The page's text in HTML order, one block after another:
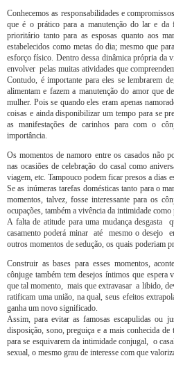
Conhecemos as responsabilidades e
que é o prático para a manutenção do lar e da
prioritário tanto para as esposas quanto aos
estabelecidos como metas do dia; mesmo que
esforço físico. Dentro dessa dinâmica própria da
envolver pelas muitas atividades que
Contudo, é importante para eles se lembrarem
alimentam e fazem a manutenção do amor que
mulher. Pois se quando eles eram apenas
coisas e ainda disponibilizar um tempo para se
as manifestações de carinhos para com o
importância.
Os momentos de namoro entre os casados não
nas ocasiões de celebração do casal como
viagem, etc. Tampouco podem ficar presos a dias
Se as inúmeras tarefas domésticas tanto para o
momentos, talvez, fosse interessante para os
ocupações, também a vivência da intimidade
A falta de atitude para uma mudança desgasta
casamento poderá minar até mesmo o desejo
outros momentos de sedução, os quais poderiam
Construir as bases para esses momentos,
cônjuge também tem desejos íntimos que espera
que tal momento, mais que extravasar a libido,
ratificam uma união, na qual, seus efeitos
ganha um novo significado.
Assim, para evitar as famosas escapulidas ou
disposição, sono, preguiça e a mais conhecida
para se esquivarem da intimidade conjugal, o
sexual, o mesmo grau de interesse com que